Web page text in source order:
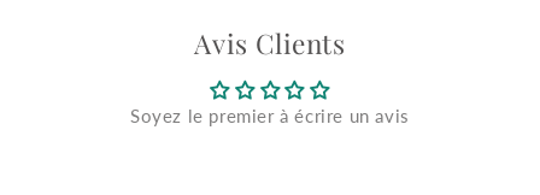
Avis Clients
Soyez le premier à écrire un avis